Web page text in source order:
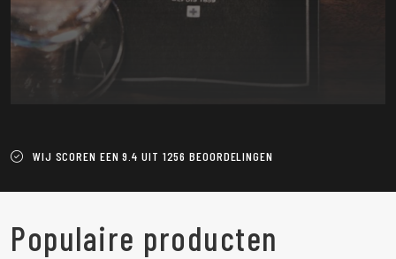
WIJ SCOREN EEN 9.4 UIT 1256 BEOORDELINGEN
Populaire producten